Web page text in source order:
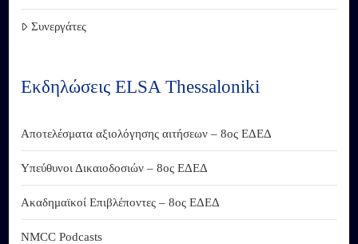
Συνεργάτες
Εκδηλώσεις ELSA Thessaloniki
Αποτελέσματα αξιολόγησης αιτήσεων – 8ος ΕΔΕΔ
Υπεύθυνοι Δικαιοδοσιών – 8ος ΕΔΕΔ
Ακαδημαϊκοί Επιβλέποντες – 8ος ΕΔΕΔ
NMCC Podcasts